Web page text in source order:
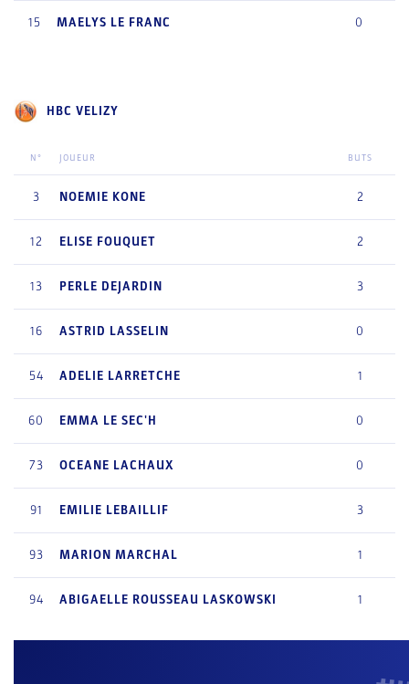
15 MAELYS LE FRANC 0
HBC VELIZY
N° JOUEUR BUTS
3 NOEMIE KONE 2
12 ELISE FOUQUET 2
13 PERLE DEJARDIN 3
16 ASTRID LASSELIN 0
54 ADELIE LARRETCHE 1
60 EMMA LE SEC'H 0
73 OCEANE LACHAUX 0
91 EMILIE LEBAILLIF 3
93 MARION MARCHAL 1
94 ABIGAELLE ROUSSEAU LASKOWSKI 1